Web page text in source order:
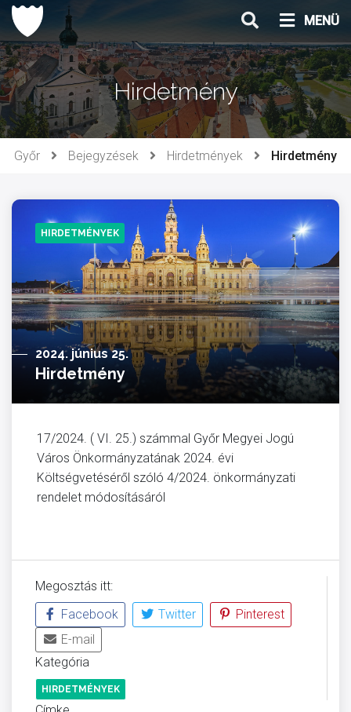
Ugrás
tartalomhoz
MENÜ
Hirdetmény
Győr Bejegyzések Hirdetmények Hirdetmény
HIRDETMÉNYEK
2024. június 25.
Hirdetmény
17/2024. ( VI. 25.) számmal Győr Megyei Jogú
Város Önkormányzatának 2024. évi
Költségvetéséről szóló 4/2024. önkormányzati
rendelet módosításáról
Megosztás itt:
Facebook
Twitter
Pinterest
E-mail
Kategória
HIRDETMÉNYEK